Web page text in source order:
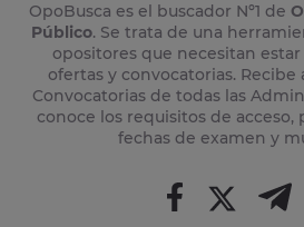
OpoBusca es el buscador Nº1 de
Público. Se trata de una
opositores que necesitan
ofertas y convocatorias. Recibe
Convocatorias de todas las
conoce los requisitos de acceso,
fechas de examen y